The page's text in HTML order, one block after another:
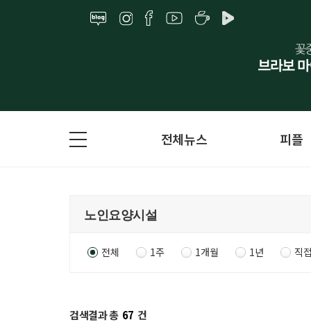
전체뉴스 피플
전체 1주 1개월 1년 직
검색결과 총 67 건